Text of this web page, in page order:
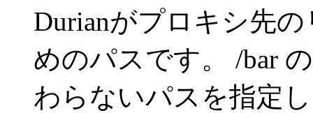
Durianがプロキシ先
めのパスです。 /bar
わらないパスを指定